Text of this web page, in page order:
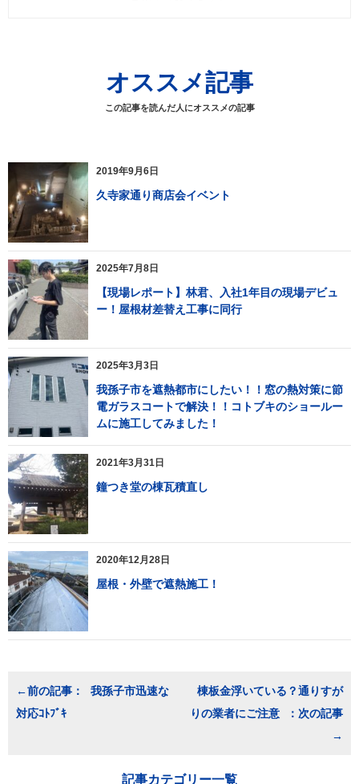
オススメ記事
この記事を読んだ人にオススメの記事
2019年9月6日
久寺家通り商店会イベント
2025年7月8日
【現場レポート】林君、入社1年目の現場デビュ
ー！屋根材差替え工事に同行
2025年3月3日
我孫子市を遮熱都市にしたい！！窓の熱対策に節
電ガラスコートで解決！！コトブキのショールー
ムに施工してみました！
2021年3月31日
鐘つき堂の棟瓦積直し
2020年12月28日
屋根・外壁で遮熱施工！
ナ
我孫子市迅速な
対応ｺﾄﾌﾞｷ
棟板金浮いている？通りすが
りの業者にご注意
記事カテゴリー一覧